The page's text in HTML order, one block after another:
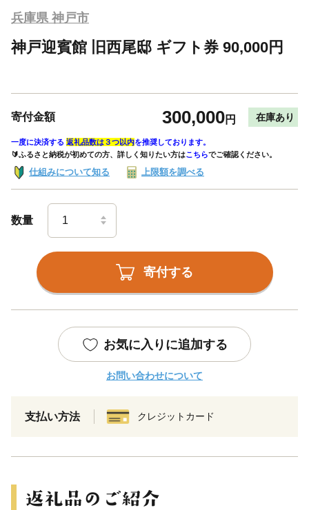
兵庫県 神戸市
神戸迎賓館 旧西尾邸 ギフト券 90,000円
寄付金額 300,000円 在庫あり
一度に決済する 返礼品数は３つ以内を推奨しております。
🔰ふるさと納税が初めての方、詳しく知りたい方はこちらでご確認ください。
仕組みについて知る 上限額を調べる
数量
寄付する
お気に入りに追加する
お問い合わせについて
支払い方法 クレジットカード